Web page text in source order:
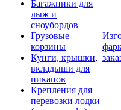
Багажники для
лыж и
сноубордов
Грузовые
корзины
Кунги, крышки,
вкладыши для
пикапов
Крепления для
перевозки лодки